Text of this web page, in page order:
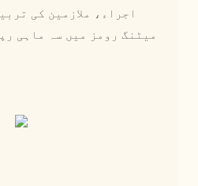
اجراء، ملازمین کی
میٹنگ رومز میں سہ ماہی